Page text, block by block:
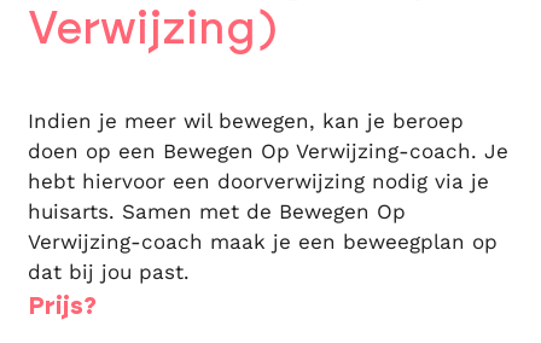
Verwijzing)
Indien je meer wil bewegen, kan je beroep
doen op een Bewegen Op Verwijzing-coach. Je
hebt hiervoor een doorverwijzing nodig via je
huisarts. Samen met de Bewegen Op
Verwijzing-coach maak je een beweegplan op
dat bij jou past.
Prijs?